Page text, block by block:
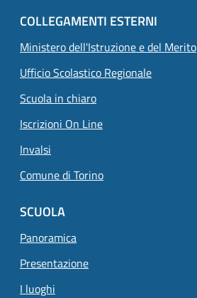
COLLEGAMENTI ESTERNI
Ministero dell'Istruzione e del Merito
Ufficio Scolastico Regionale
Scuola in chiaro
Iscrizioni On Line
Invalsi
Comune di Torino
SCUOLA
Panoramica
Presentazione
I luoghi